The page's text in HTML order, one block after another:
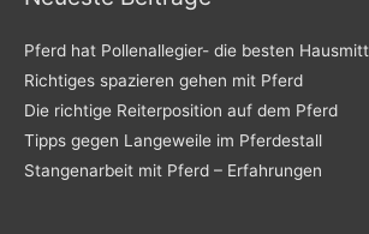
a
c
h
Pferd hat Pollenallegier- die besten
Richtiges spazieren gehen mit Pferd
Die richtige Reiterposition auf dem Pferd
Tipps gegen Langeweile im Pferdestall
Stangenarbeit mit Pferd – Erfahrungen